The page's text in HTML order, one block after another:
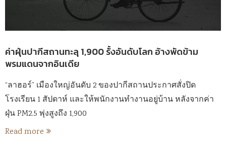
ค่าฝุ่นปากีสถานทะลุ 1,900 รั้งอันดับโลก อ้างพัดข้าม
พรมแดนจากอินเดีย
“ลาฮอร์” เมืองใหญ่อันดับ 2 ของปากีสถานประกาศสั่งปิด
โรงเรียน 1 สัปดาห์ และให้พนักงานทำงานอยู่บ้าน หลังจากค่า
ฝุ่น PM2.5 พุ่งสูงถึง 1,900
Read more